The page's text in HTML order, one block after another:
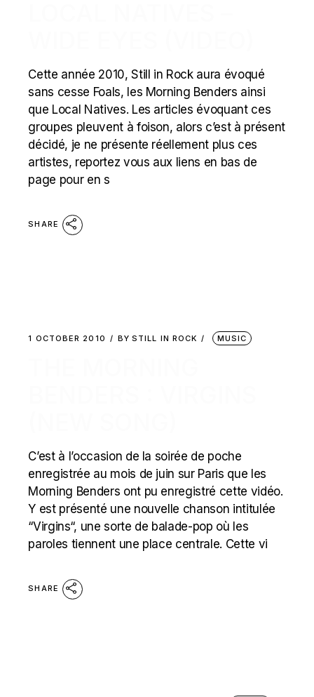
Cette année 2010, Still in Rock aura évoqué
sans cesse Foals, les Morning Benders ainsi
que Local Natives. Les articles évoquant ces
groupes pleuvent à foison, alors c’est à présent
décidé, je ne présente réellement plus ces
artistes, reportez vous aux liens en bas de
page pour en s
SHARE
1 OCTOBER 2010 BY STILL IN ROCK MUSIC
C’est à l’occasion de la soirée de poche
enregistrée au mois de juin sur Paris que les
Morning Benders ont pu enregistré cette vidéo.
Y est présenté une nouvelle chanson intitulée
“Virgins“, une sorte de balade-pop où les
paroles tiennent une place centrale. Cette vi
SHARE